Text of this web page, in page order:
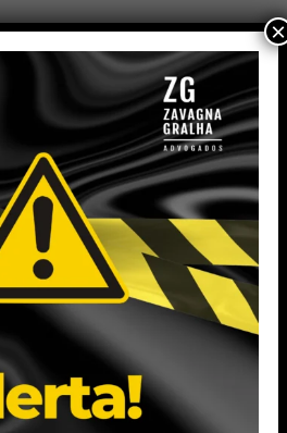
PRORROGAÇÃO
DO PRAZO DE
ENTREGA DA
ESCRITURAÇÃO
CONTÁBIL
×